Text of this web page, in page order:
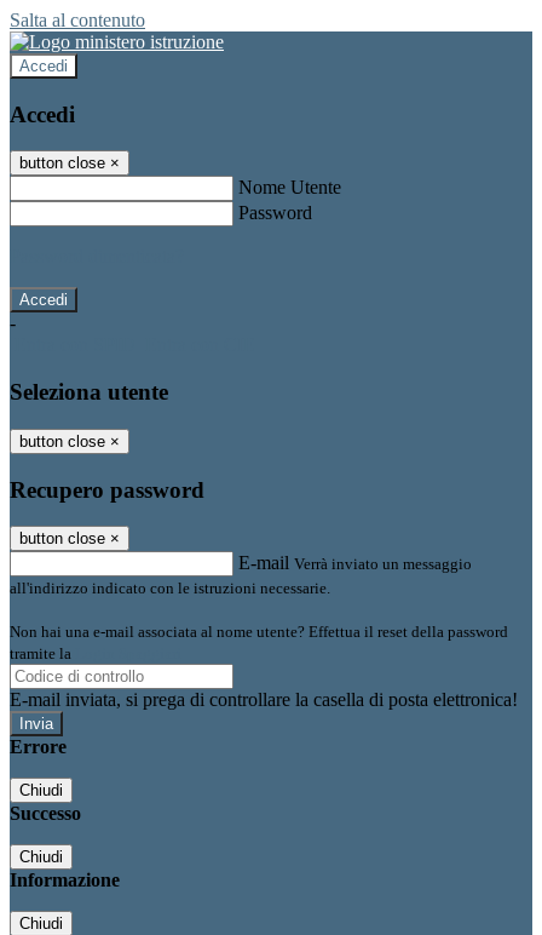
Salta al contenuto
Accedi
Accedi
button close ×
Nome Utente
Password
-
Seleziona utente
button close ×
Recupero password
button close ×
E-mail Verrà inviato un messaggio
all'indirizzo indicato con le istruzioni necessarie.
Non hai una e-mail associata al nome utente? Effettua il reset della password
tramite la
E-mail inviata, si prega di controllare la casella di posta elettronica!
Errore
Chiudi
Successo
Chiudi
Informazione
Chiudi